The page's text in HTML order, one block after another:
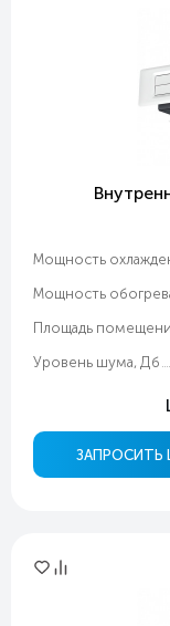
Мощность
Мощность
Площадь
Уровень шума, Дб
ЗАПРОСИТЬ